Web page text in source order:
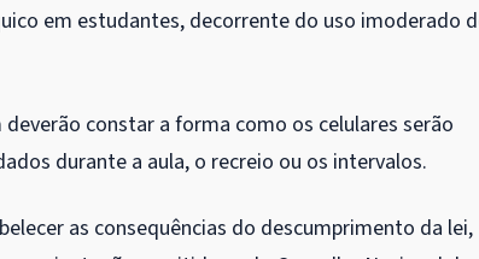
em estudantes, decorrente do uso imoderado
constar a forma como os celulares serão
durante a aula, o recreio ou os intervalos.
as consequências do descumprimento da lei,